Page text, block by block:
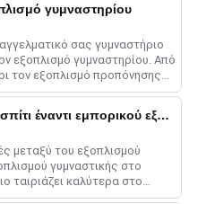
γυμναστηρίου
σας γυμναστήριο
εξοπλισμό γυμναστηρίου. Από
τον εξοπλισμό προπόνησης
ανθεκτικό......
Εξοπλισμός γυμναστικής στο σπίτι έναντι εμπορικού εξοπλισμού: Βασικές διαφορές
μεταξύ του εξοπλισμού
γυμναστικής στο
ταιριάζει καλύτερα στο
με σύνεση!...